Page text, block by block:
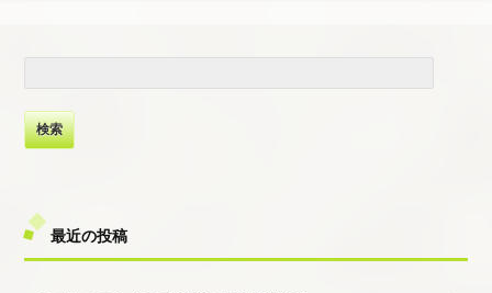
最近の投稿